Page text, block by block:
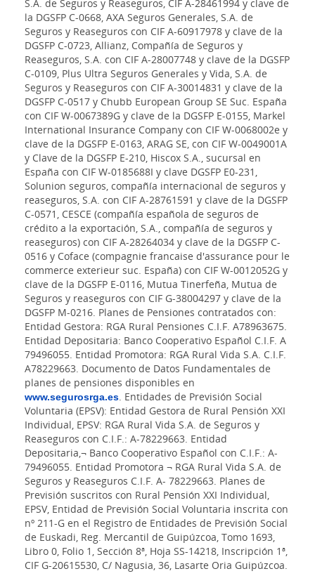
S.A. de Seguros y Reaseguros, CIF A-28461994 y clave de
la DGSFP C-0668, AXA Seguros Generales, S.A. de
Seguros y Reaseguros con CIF A-60917978 y clave de la
DGSFP C-0723, Allianz, Compañía de Seguros y
Reaseguros, S.A. con CIF A-28007748 y clave de la DGSFP
C-0109, Plus Ultra Seguros Generales y Vida, S.A. de
Seguros y Reaseguros con CIF A-30014831 y clave de la
DGSFP C-0517 y Chubb European Group SE Suc. España
con CIF W-0067389G y clave de la DGSFP E-0155, Markel
International Insurance Company con CIF W-0068002e y
clave de la DGSFP E-0163, ARAG SE, con CIF W-0049001A
y Clave de la DGSFP E-210, Hiscox S.A., sucursal en
España con CIF W-0185688I y clave DGSFP E0-231,
Solunion seguros, compañía internacional de seguros y
reaseguros, S.A. con CIF A-28761591 y clave de la DGSFP
C-0571, CESCE (compañía española de seguros de
crédito a la exportación, S.A., compañía de seguros y
reaseguros) con CIF A-28264034 y clave de la DGSFP C-
0516 y Coface (compagnie francaise d'assurance pour le
commerce exterieur suc. España) con CIF W-0012052G y
clave de la DGSFP E-0116, Mutua Tinerfeña, Mutua de
Seguros y reaseguros con CIF G-38004297 y clave de la
DGSFP M-0216. Planes de Pensiones contratados con:
Entidad Gestora: RGA Rural Pensiones C.I.F. A78963675.
Entidad Depositaria: Banco Cooperativo Español C.I.F. A
79496055. Entidad Promotora: RGA Rural Vida S.A. C.I.F.
A78229663. Documento de Datos Fundamentales de
planes de pensiones disponibles en
www.segurosrga.es. Entidades de Previsión Social
Voluntaria (EPSV): Entidad Gestora de Rural Pensión XXI
Individual, EPSV: RGA Rural Vida S.A. de Seguros y
Reaseguros con C.I.F.: A-78229663. Entidad
Depositaria,¬ Banco Cooperativo Español con C.I.F.: A-
79496055. Entidad Promotora ¬ RGA Rural Vida S.A. de
Seguros y Reaseguros C.I.F. A- 78229663. Planes de
Previsión suscritos con Rural Pensión XXI Individual,
EPSV, Entidad de Previsión Social Voluntaria inscrita con
nº 211-G en el Registro de Entidades de Previsión Social
de Euskadi, Reg. Mercantil de Guipúzcoa, Tomo 1693,
Libro 0, Folio 1, Sección 8ª, Hoja SS-14218, Inscripción 1ª,
CIF G-20615530, C/ Nagusia, 36, Lasarte Oria Guipúzcoa.